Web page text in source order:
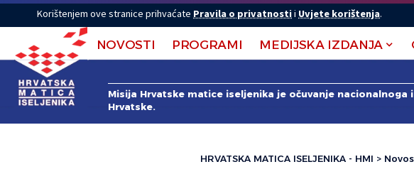
Korištenjem ove stranice prihvaćate Pravila o privatnostii Uvjete korištenja.
NOVOSTI PROGRAMI MEDIJSKA IZDANJA
Misija Hrvatske matice iseljenika je očuvanje
Hrvatske.
HRVATSKA MATICA ISELJENIKA - HMI >